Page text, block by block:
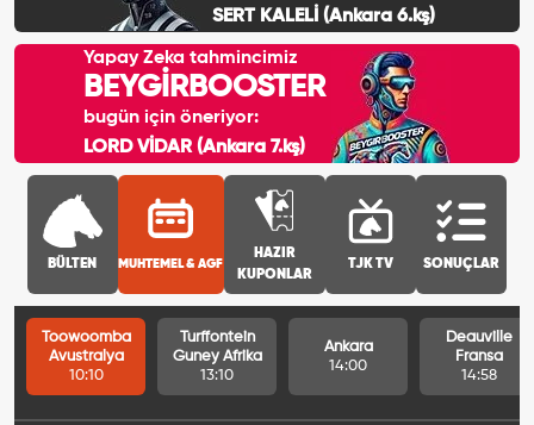
SERT KALELİ (Ankara 6.kş)
Yapay Zeka tahmincimiz
BEYGİRBOOSTER
bugün için öneriyor:
LORD VİDAR (Ankara 7.kş)
BÜLTEN MUHTEMEL & AGF
HAZIR
KUPONLAR
TJK TV SONUÇLAR
Toowoomba
Avustralya
10:10
Turffontein
Guney Afrika
13:10
Ankara
14:00
Deauville
Fransa
14:58